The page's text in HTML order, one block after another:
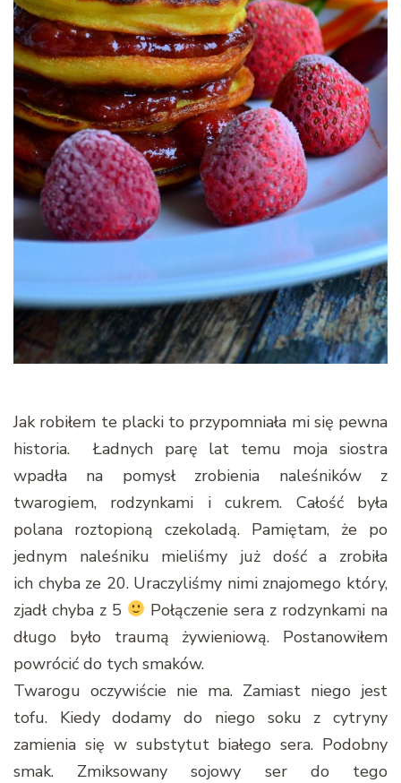
Jak robiłem te placki to przypomniała mi się pewna
historia. Ładnych parę lat temu moja siostra
wpadła na pomysł zrobienia naleśników z
twarogiem, rodzynkami i cukrem. Całość była
polana roztopioną czekoladą. Pamiętam, że po
jednym naleśniku mieliśmy już dość a zrobiła
ich chyba ze 20. Uraczyliśmy nimi znajomego który,
zjadł chyba z 5
Połączenie sera z rodzynkami na
długo było traumą żywieniową. Postanowiłem
powrócić do tych smaków.
Twarogu oczywiście nie ma. Zamiast niego jest
tofu. Kiedy dodamy do niego soku z cytryny
zamienia się w substytut białego sera. Podobny
smak. Zmiksowany sojowy ser do tego